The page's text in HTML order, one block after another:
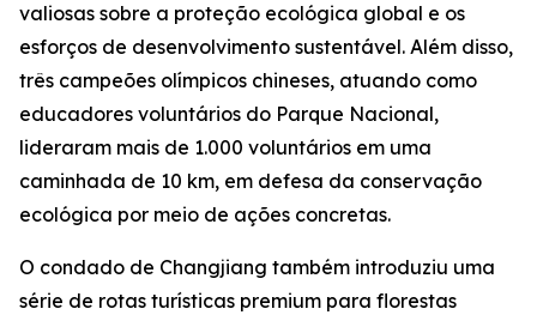
valiosas sobre a proteção ecológica global e os
esforços de desenvolvimento sustentável. Além disso,
três campeões olímpicos chineses, atuando como
educadores voluntários do Parque Nacional,
lideraram mais de 1.000 voluntários em uma
caminhada de 10 km, em defesa da conservação
ecológica por meio de ações concretas.
O condado de Changjiang também introduziu uma
série de rotas turísticas premium para florestas